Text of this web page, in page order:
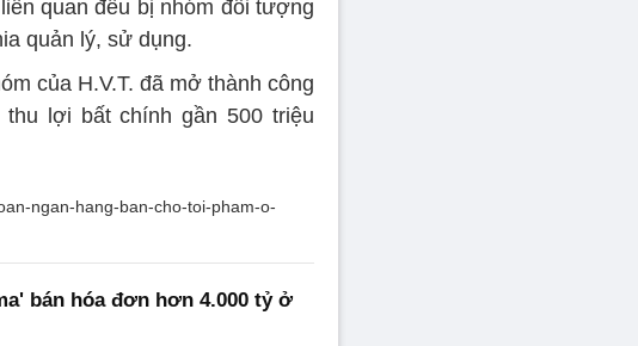
quan đều bị nhóm đối tượng
quản lý, sử dụng.
của H.V.T. đã mở thành công
lợi bất chính gần 500 triệu
ngan-hang-ban-cho-toi-pham-o-
bán hóa đơn hơn 4.000 tỷ ở